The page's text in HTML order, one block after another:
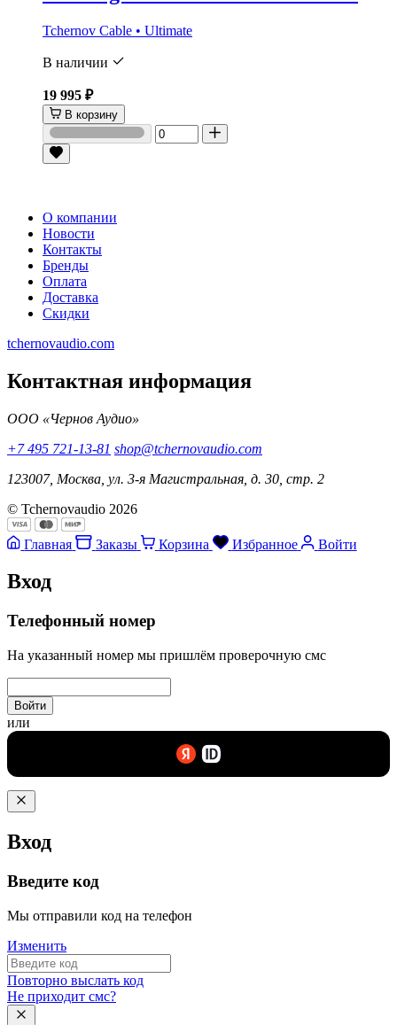
Tchernov Cable • Ultimate
В наличии
19 995 ₽
В корзину
О компании
Новости
Контакты
Бренды
Оплата
Доставка
Скидки
tchernovaudio.com
Контактная информация
ООО «Чернов Аудио»
+7 495 721-13-81 shop@tchernovaudio.com
123007, Москва, ул. 3-я Магистральная, д. 30, стр. 2
© Tchernovaudio 2026
Главная Заказы Корзина Избранное Войти
Вход
Телефонный номер
На указанный номер мы пришлём проверочную смс
Войти
или
Вход
Введите код
Мы отправили код на телефон
Изменить
Повторно выслать код
Не приходит смс?